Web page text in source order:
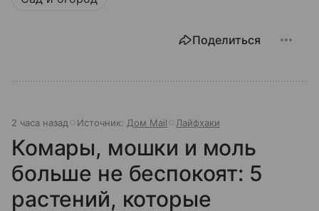
Поделиться
2 часа назад Источник: Дом Mail Лайфхаки
Комары, мошки и моль
больше не беспокоят: 5
растений, которые